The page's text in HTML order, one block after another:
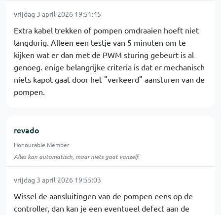
vrijdag 3 april 2026 19:51:45
Extra kabel trekken of pompen omdraaien hoeft niet
langdurig. Alleen een testje van 5 minuten om te
kijken wat er dan met de PWM sturing gebeurt is al
genoeg. enige belangrijke criteria is dat er mechanisch
niets kapot gaat door het "verkeerd" aansturen van de
pompen.
revado
Honourable Member
Alles kan automatisch, maar niets gaat vanzelf.
vrijdag 3 april 2026 19:55:03
Wissel de aansluitingen van de pompen eens op de
controller, dan kan je een eventueel defect aan de